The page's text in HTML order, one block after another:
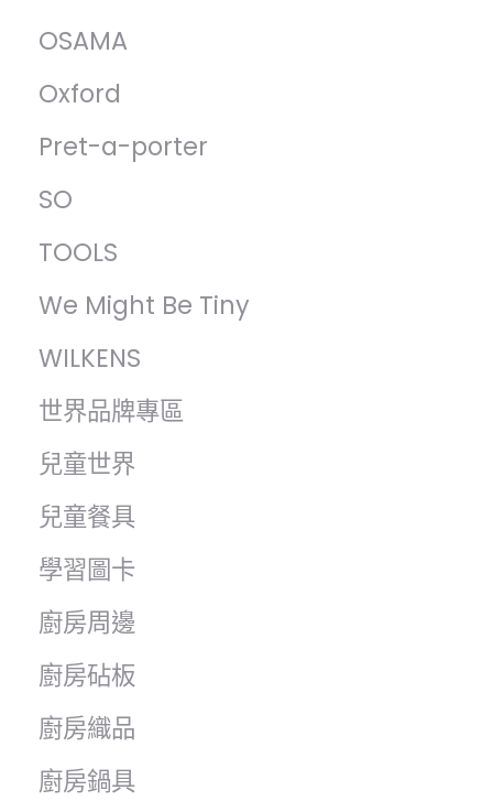
OSAMA
Oxford
Pret-a-porter
SO
TOOLS
We Might Be Tiny
WILKENS
世界品牌專區
兒童世界
兒童餐具
學習圖卡
廚房周邊
廚房砧板
廚房織品
廚房鍋具